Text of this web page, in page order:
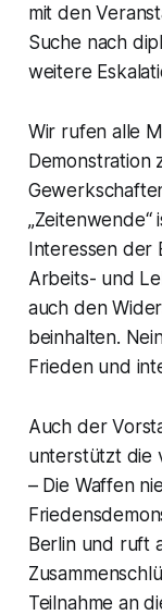
mit den
Suche nach
weitere
Wir rufen alle
Demonstration
„Zeitenwende“
Interessen der
Arbeits- und
auch den
beinhalten.
Frieden und
Auch der
unterstützt die
– Die Waffen
Berlin und ruft
Teilnahme an